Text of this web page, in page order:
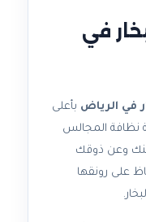
في
في الرياض بأعلى
نظافة المجالس
وعن ذوقك
على رونقها